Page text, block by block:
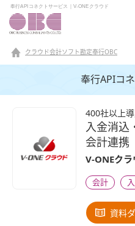
奉行APIコネクトサービス｜V-ONEクラウド
クラウド会計ソフト勘定奉行OBC
奉行APIコ
400社以上導
入金消込
会計連携
V-ONEクラ
会計
資料